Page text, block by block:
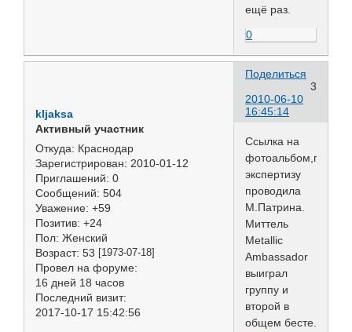
ещё раз.
0
Поделиться
3
2010-06-10
16:45:14
kljaksa
Активный участник
Откуда: Краснодар
Зарегистрирован: 2010-01-12
Приглашений: 0
Сообщений: 504
Уважение: +59
Позитив: +24
Пол: Женский
Возраст: 53 [1973-07-18]
Провел на форуме:
16 дней 18 часов
Последний визит:
2017-10-17 15:42:56
Ссылка на
фотоальбом,где
экспертизу
проводила
М.Патрина.
Миттель
Metallic
Ambassador
выиграл
группу и
второй в
общем бесте.